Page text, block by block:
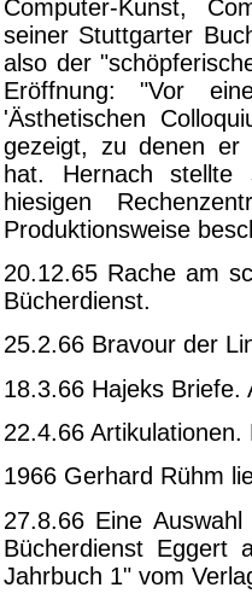
Computer-Kunst,
seiner Stuttgarter
also der
Eröffnung: "Vor
'Ästhetischen
gezeigt, zu denen er
hat. Hernach
hiesigen
Produktionsweise
20.12.65 Rache am
Bücherdienst.
25.2.66 Bravour der
18.3.66 Hajeks Briefe.
22.4.66
1966 Gerhard Rühm
27.8.66 Eine
Bücherdienst Eggert
Jahrbuch 1" vom